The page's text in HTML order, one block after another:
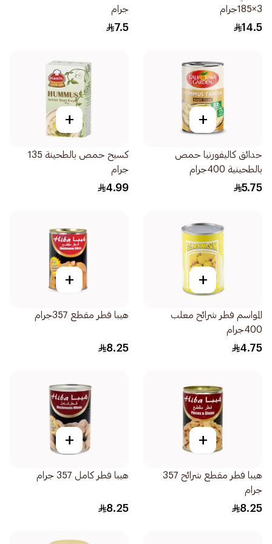
3×185جرام
14.5
جرام
7.5
+
حدائق كاليفورنيا حمص
بالطحينية 400جرام
5.75
+
كسيح حمص بالطحينة 135
جرام
4.99
+
المواسم فطر شرائح معلب
400جرام
4.75
+
هيبا فطر مقطع 357جرام
8.25
+
هيبا فطر مقطع شرائح 357
جرام
8.25
+
هيبا فطر كامل 357 جرام
8.25